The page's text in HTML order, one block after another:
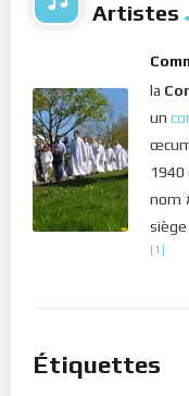
Artistes
la
un
1940
nom
siège
[1]
Étiquettes